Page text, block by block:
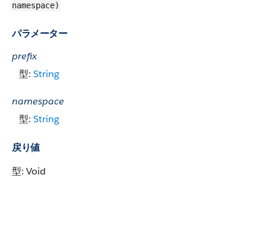
namespace)
パラメーター
prefix
型: String
namespace
型: String
戻り値
型: Void